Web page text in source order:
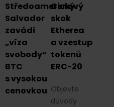
Středoamerický
Salvador
zavádí
„víza
svobody“
BTC
s vysokou
cenovkou
Cenový
skok
Etherea
a vzestup
tokenů
ERC-20
Objevte
důvody